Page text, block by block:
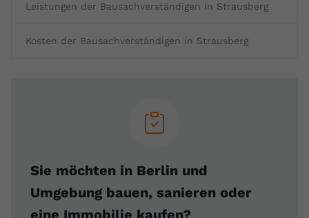
Leistungen der Bausachverständigen in Strausberg
Kosten der Bausachverständigen in Strausberg
Sie möchten in Berlin und
Umgebung bauen, sanieren oder
eine Immobilie kaufen?